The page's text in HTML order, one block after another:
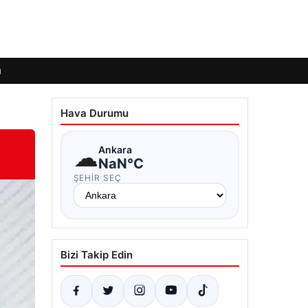
Hava Durumu
☁Ankara
NaN°C
ŞEHIR SEÇ
Bizi Takip Edin